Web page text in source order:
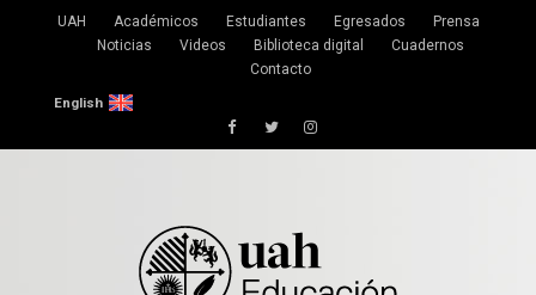
UAH Académicos Estudiantes Egresados
Prensa
Noticias
Videos Biblioteca digital
Cuadernos
Contacto
English
FacebookTwitterInstagram